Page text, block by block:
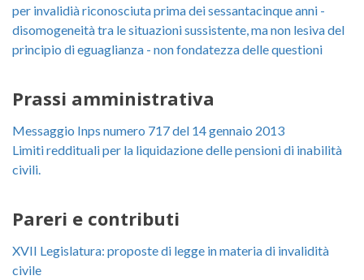
per invalidià riconosciuta prima dei sessantacinque anni -
disomogeneità tra le situazioni sussistente, ma non lesiva del
principio di eguaglianza - non fondatezza delle questioni
Prassi amministrativa
Messaggio Inps numero 717 del 14 gennaio 2013
Limiti reddituali per la liquidazione delle pensioni di inabilità
civili.
Pareri e contributi
XVII Legislatura: proposte di legge in materia di invalidità
civile